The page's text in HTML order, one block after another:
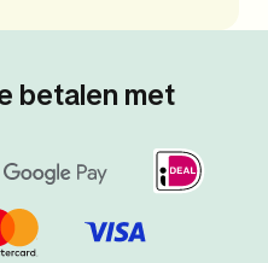
betalen met